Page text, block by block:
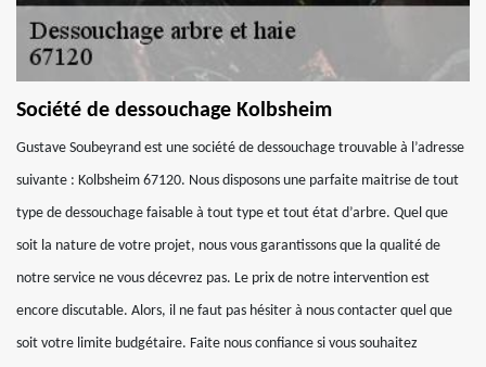
Société de dessouchage Kolbsheim
Gustave Soubeyrand est une société de dessouchage trouvable à l’adresse
suivante : Kolbsheim 67120. Nous disposons une parfaite maitrise de tout
type de dessouchage faisable à tout type et tout état d’arbre. Quel que
soit la nature de votre projet, nous vous garantissons que la qualité de
notre service ne vous décevrez pas. Le prix de notre intervention est
encore discutable. Alors, il ne faut pas hésiter à nous contacter quel que
soit votre limite budgétaire. Faite nous confiance si vous souhaitez